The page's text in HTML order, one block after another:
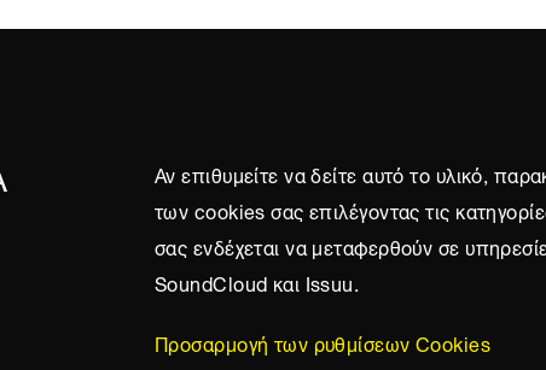
Αν επιθυμείτε να δείτε αυτό το υλικό,
των cookies σας επιλέγοντας τις
σας ενδέχεται να μεταφερθούν σε
SoundCloud και Issuu.
Προσαρμογή των ρυθμίσεων Cookies